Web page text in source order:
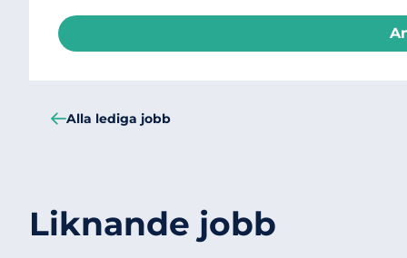
Alla lediga jobb
Liknande jobb